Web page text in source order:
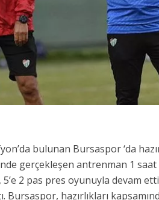
bulunan Bursaspor ‘da
gerçekleşen antrenman 1 saat
2 pas pres oyunuyla devam
Bursaspor, hazırlıkları